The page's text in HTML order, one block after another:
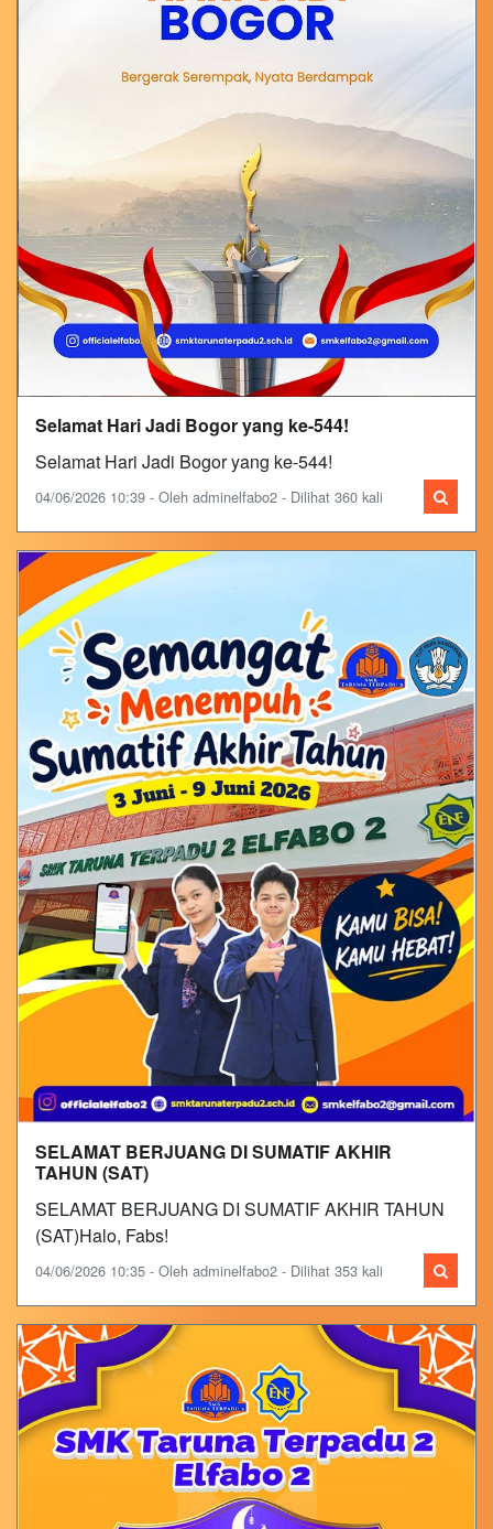
Selamat Hari Jadi Bogor yang ke-544!
Selamat Hari Jadi Bogor yang ke-544!
04/06/2026 10:39 - Oleh adminelfabo2 - Dilihat 360 kali
SELAMAT BERJUANG DI SUMATIF AKHIR
TAHUN (SAT)
SELAMAT BERJUANG DI SUMATIF AKHIR TAHUN
(SAT)Halo, Fabs!
04/06/2026 10:35 - Oleh adminelfabo2 - Dilihat 353 kali